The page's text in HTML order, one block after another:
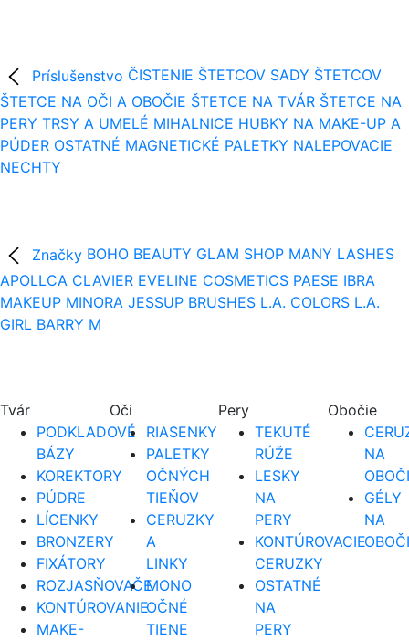
Príslušenstvo ČISTENIE ŠTETCOV SADY ŠTETCOV
ŠTETCE NA OČI A OBOČIE ŠTETCE NA TVÁR ŠTETCE NA
PERY TRSY A UMELÉ MIHALNICE HUBKY NA MAKE-UP A
PÚDER OSTATNÉ MAGNETICKÉ PALETKY NALEPOVACIE
NECHTY
Značky BOHO BEAUTY GLAM SHOP MANY LASHES
APOLLCA CLAVIER EVELINE COSMETICS PAESE IBRA
MAKEUP MINORA JESSUP BRUSHES L.A. COLORS L.A.
GIRL BARRY M
Tvár
PODKLADOVÉ
BÁZY
KOREKTORY
PÚDRE
LÍCENKY
BRONZERY
FIXÁTORY
ROZJASŇOVAČE
KONTÚROVANIE
MAKE-
Oči
RIASENKY
PALETKY
OČNÝCH
TIEŇOV
CERUZKY
A
LINKY
MONO
OČNÉ
TIENE
Pery
TEKUTÉ
RÚŽE
LESKY
NA
PERY
KONTÚROVACIE
CERUZKY
OSTATNÉ
NA
PERY
Obočie
NA
GÉLY
NA